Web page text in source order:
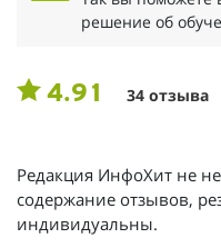
решение об
4.91 34 отзыва
Редакция ИнфоХит не
содержание отзывов,
индивидуальны.